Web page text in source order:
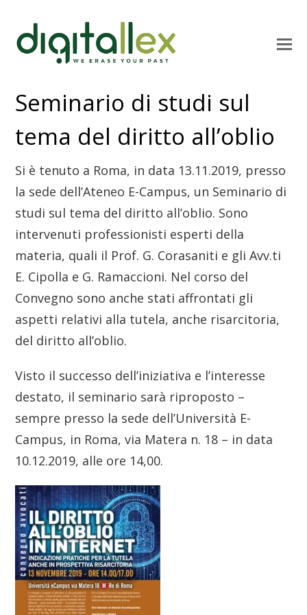
Seminario di studi sul
tema del diritto all’oblio
Si è tenuto a Roma, in data 13.11.2019, presso
la sede dell’Ateneo E-Campus, un Seminario di
studi sul tema del diritto all’oblio. Sono
intervenuti professionisti esperti della
materia, quali il Prof. G. Corasaniti e gli Avv.ti
E. Cipolla e G. Ramaccioni. Nel corso del
Convegno sono anche stati affrontati gli
aspetti relativi alla tutela, anche risarcitoria,
del diritto all’oblio.
Visto il successo dell’iniziativa e l’interesse
destato, il seminario sarà riproposto –
sempre presso la sede dell’Università E-
Campus, in Roma, via Matera n. 18 – in data
10.12.2019, alle ore 14,00.